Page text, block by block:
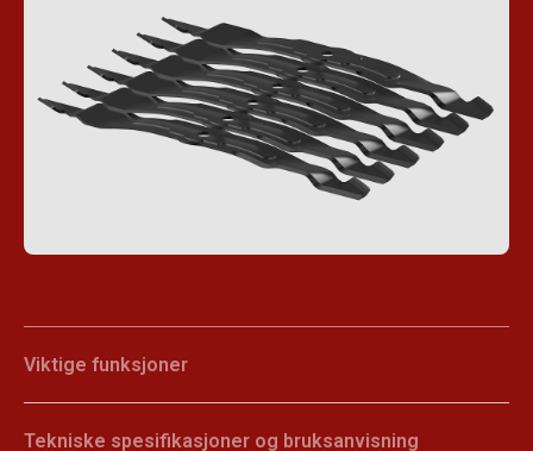
Viktige funksjoner
Tekniske spesifikasjoner og bruksanvisning